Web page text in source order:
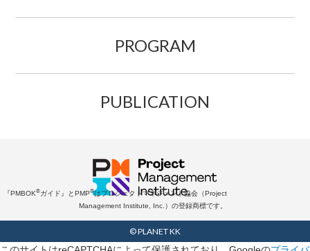
PROGRAM
PUBLICATION
『PMBOK®ガイド』とPMP®はプロジェクトマネジメント協会（Project
Management Institute, Inc.）の登録商標です。
© PLANET KK